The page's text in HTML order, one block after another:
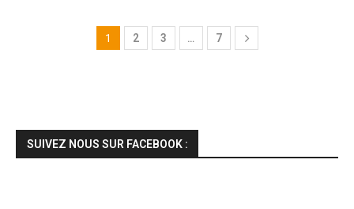
1 2 3 … 7
SUIVEZ NOUS SUR FACEBOOK :